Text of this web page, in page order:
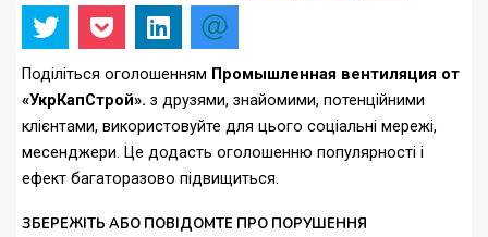
Поділіться оголошенням Промышленная вентиляция от
«УкрКапСтрой». з друзями, знайомими, потенційними
клієнтами, використовуйте для цього соціальні мережі,
месенджери. Це додасть оголошенню популярності і
ефект багаторазово підвищиться.
ЗБЕРЕЖІТЬ АБО ПОВІДОМТЕ ПРО ПОРУШЕННЯ